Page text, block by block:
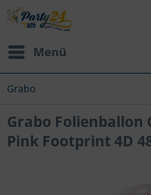
Menü
Grabo
Grabo Folienballon
Pink Footprint 4D